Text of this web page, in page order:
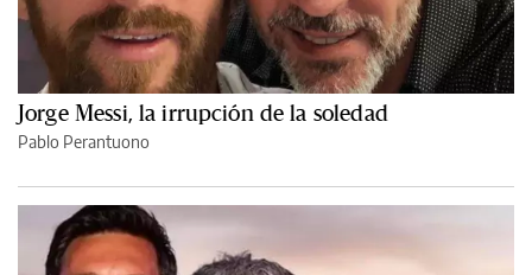
Jorge Messi, la irrupción de la soledad
Pablo Perantuono